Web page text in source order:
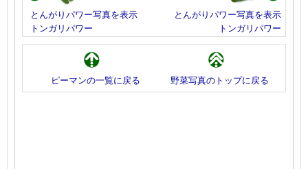
とんがりパワー写真を表示
トンガリパワー
とんがりパワー写真を表示
トンガリパワー
ピーマンの一覧に戻る 野菜写真のトップに戻る